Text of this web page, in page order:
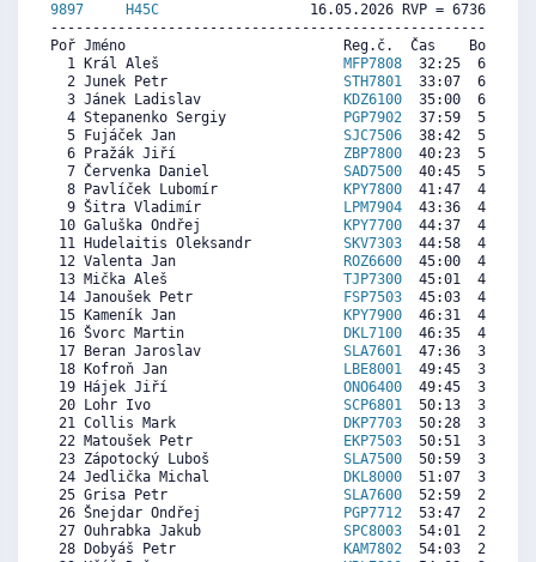
9897
H45C
16.05.2026 RVP = 6736/
Poř Jméno                          Reg.č.  Čas    Body
  1 Král Aleš
MFP7808
32:25  6817
  2 Junek Petr
STH7801
33:07  6679
  3 Jánek Ladislav
KDZ6100
35:00  6308
  4 Stepanenko Sergiy
PGP7902
37:59  5720
  5 Fujáček Jan
SJC7506
38:42  5579
  6 Pražák Jiří
ZBP7800
40:23  5247
  7 Červenka Daniel
SAD7500
40:45  5175
  8 Pavlíček Lubomír
KPY7800
41:47  4972
  9 Šitra Vladimír
LPM7904
43:36  4614
10 Galuška Ondřej
KPY7700
44:37  4413
11 Hudelaitis Oleksandr SKV7303
44:58  4345
12 Valenta Jan
ROZ6600
45:00  4338
13 Mička Aleš TJP7300
45:01  4335
14 Janoušek Petr
FSP7503
45:03  4328
15 Kameník Jan
KPY7900
46:31  4039
16 Švorc Martin
DKL7100
46:35  4026
17 Beran Jaroslav SLA7601
47:36  3826
18 Kofroň Jan
LBE8001
49:45  3402
19 Hájek Jiří ONO6400
49:45  3402
20 Lohr Ivo SCP6801
50:13  3310
21 Collis Mark
DKP7703
50:28  3261
22 Matoušek Petr
EKP7503
50:51  3186
23 Zápotocký Luboš SLA7500
50:59  3159
24 Jedlička Michal
DKL8000
51:07  3133
25 Grisa Petr SLA7600
52:59  2765
26 Šnejdar Ondřej
PGP7712
53:47  2608
27 Ouhrabka Jakub SPC8003
54:01  2562
28 Dobyáš Petr
KAM7802
54:03  2555